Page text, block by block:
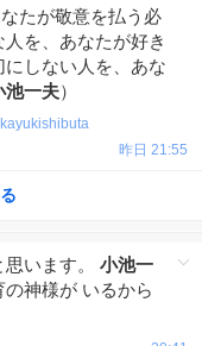
ド
を
消
たが敬意を払う必
を、あなたが好き
しない人を、あな
池一夫）
昨日 21:55
います。 小池一
神様が いるから